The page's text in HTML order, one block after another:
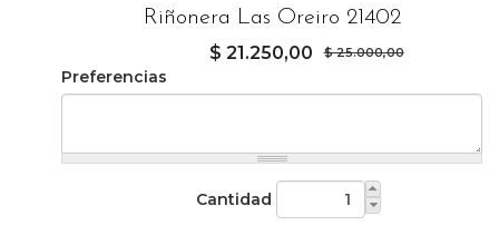
Riñonera Las Oreiro 21402
$ 25.000,00
$ 21.250,00
Preferencias
Cantidad